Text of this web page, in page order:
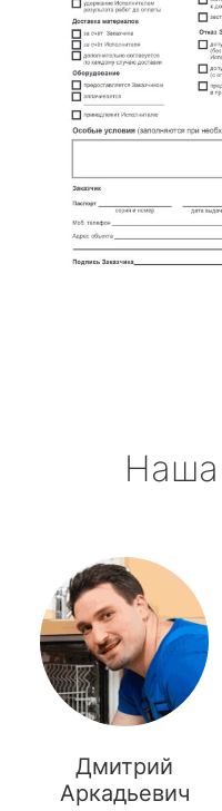
Наша
Дмитрий
Аркадьевич